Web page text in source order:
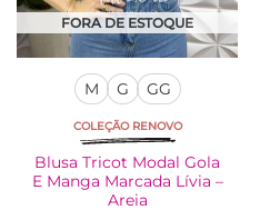
FORA DE ESTOQUE
M G GG
COLEÇÃO RENOVO
Blusa Tricot Modal Gola
E Manga Marcada Lívia –
Areia